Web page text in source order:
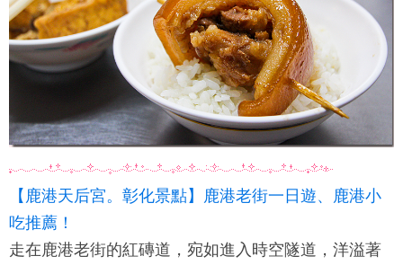
【鹿港天后宮。彰化景點】鹿港老街一日遊、鹿港小
吃推薦！
走在鹿港老街的紅磚道，宛如進入時空隧道，洋溢著